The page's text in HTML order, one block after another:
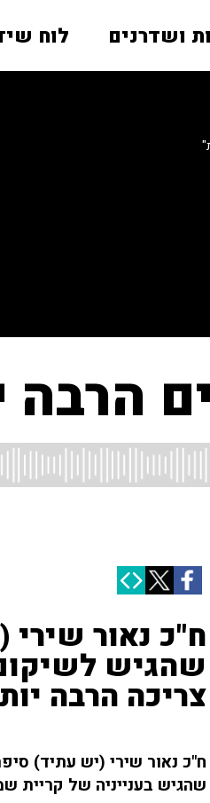
ושדרנים לוח
הרבה
ח"כ נאור
שהגיש
צריכה הרבה
שהגיש בענייניה של קריית